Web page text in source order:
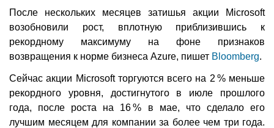
После нескольких месяцев затишья акции Microsoft
возобновили рост, вплотную приблизившись к
рекордному максимуму на фоне признаков
возвращения к норме бизнеса Azure, пишет Bloomberg.
Сейчас акции Microsoft торгуются всего на 2 % меньше
рекордного уровня, достигнутого в июле прошлого
года, после роста на 16 % в мае, что сделало его
лучшим месяцем для компании за более чем три года.